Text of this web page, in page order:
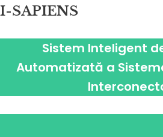
I-SAPIENS
Sistem Inteligent
Automatizată a